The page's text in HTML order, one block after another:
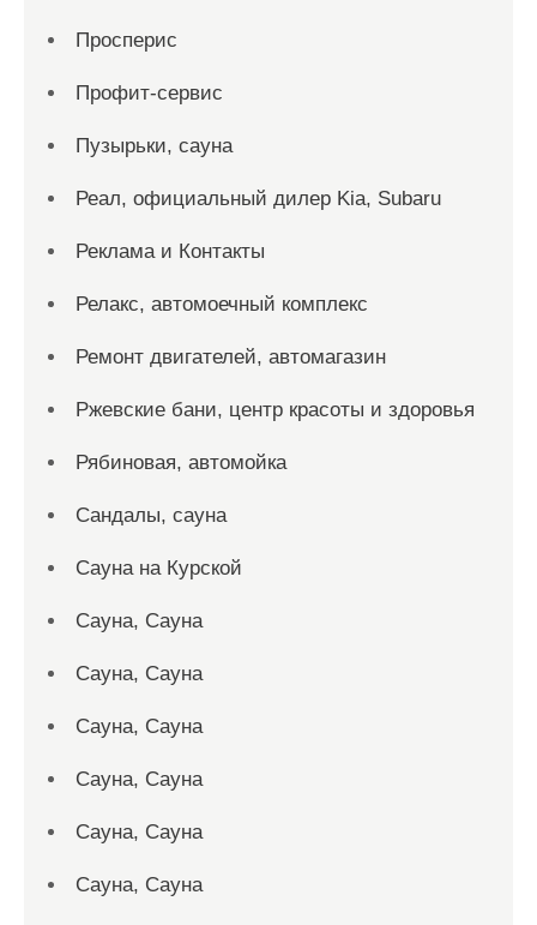
Просперис
Профит-сервис
Пузырьки, сауна
Реал, официальный дилер Kia, Subaru
Реклама и Контакты
Релакс, автомоечный комплекс
Ремонт двигателей, автомагазин
Ржевские бани, центр красоты и здоровья
Рябиновая, автомойка
Сандалы, сауна
Сауна на Курской
Сауна, Сауна
Сауна, Сауна
Сауна, Сауна
Сауна, Сауна
Сауна, Сауна
Сауна, Сауна